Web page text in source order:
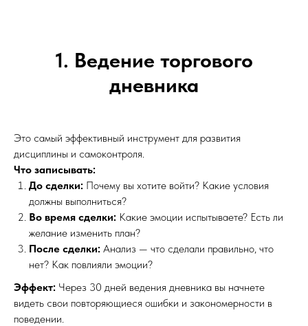
1. Ведение торгового
дневника
Это самый эффективный инструмент для развития
дисциплины и самоконтроля.
Что записывать:
До сделки: Почему вы хотите войти? Какие условия
должны выполниться?
Во время сделки: Какие эмоции испытываете? Есть ли
желание изменить план?
После сделки: Анализ — что сделали правильно, что
нет? Как повлияли эмоции?
Эффект: Через 30 дней ведения дневника вы начнете
видеть свои повторяющиеся ошибки и закономерности в
поведении.